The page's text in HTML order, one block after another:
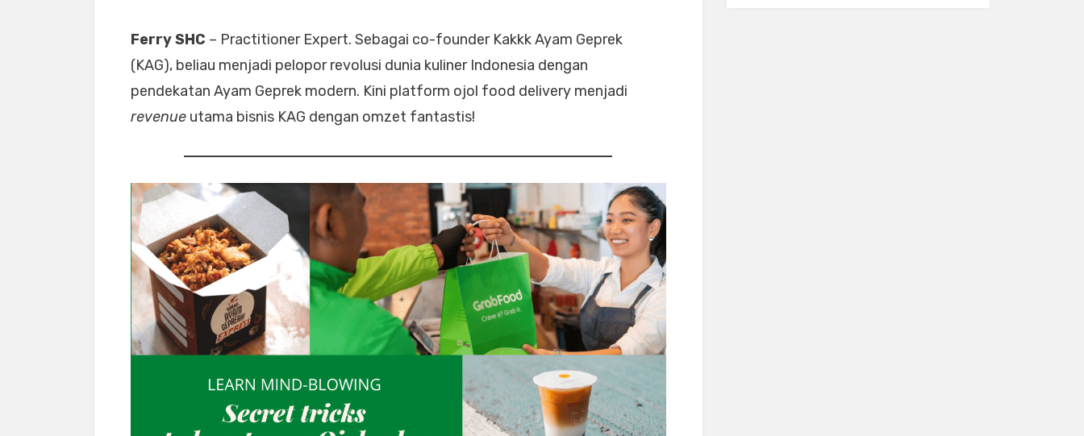
Ferry SHC – Practitioner Expert. Sebagai co-founder Kakkk Ayam Geprek
(KAG), beliau menjadi pelopor revolusi dunia kuliner Indonesia dengan
pendekatan Ayam Geprek modern. Kini platform ojol food delivery menjadi
revenue utama bisnis KAG dengan omzet fantastis!